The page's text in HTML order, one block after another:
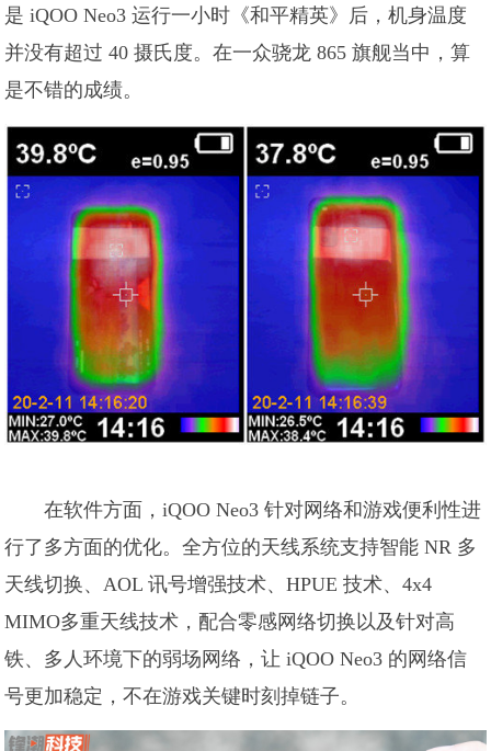
是 iQOO Neo3 运行一小时《和平精英》后，机身温度
并没有超过 40 摄氏度。在一众骁龙 865 旗舰当中，算
是不错的成绩。
在软件方面，iQOO Neo3 针对网络和游戏便利性进
行了多方面的优化。全方位的天线系统支持智能 NR 多
天线切换、AOL 讯号增强技术、HPUE 技术、4x4
MIMO多重天线技术，配合零感网络切换以及针对高
铁、多人环境下的弱场网络，让 iQOO Neo3 的网络信
号更加稳定，不在游戏关键时刻掉链子。